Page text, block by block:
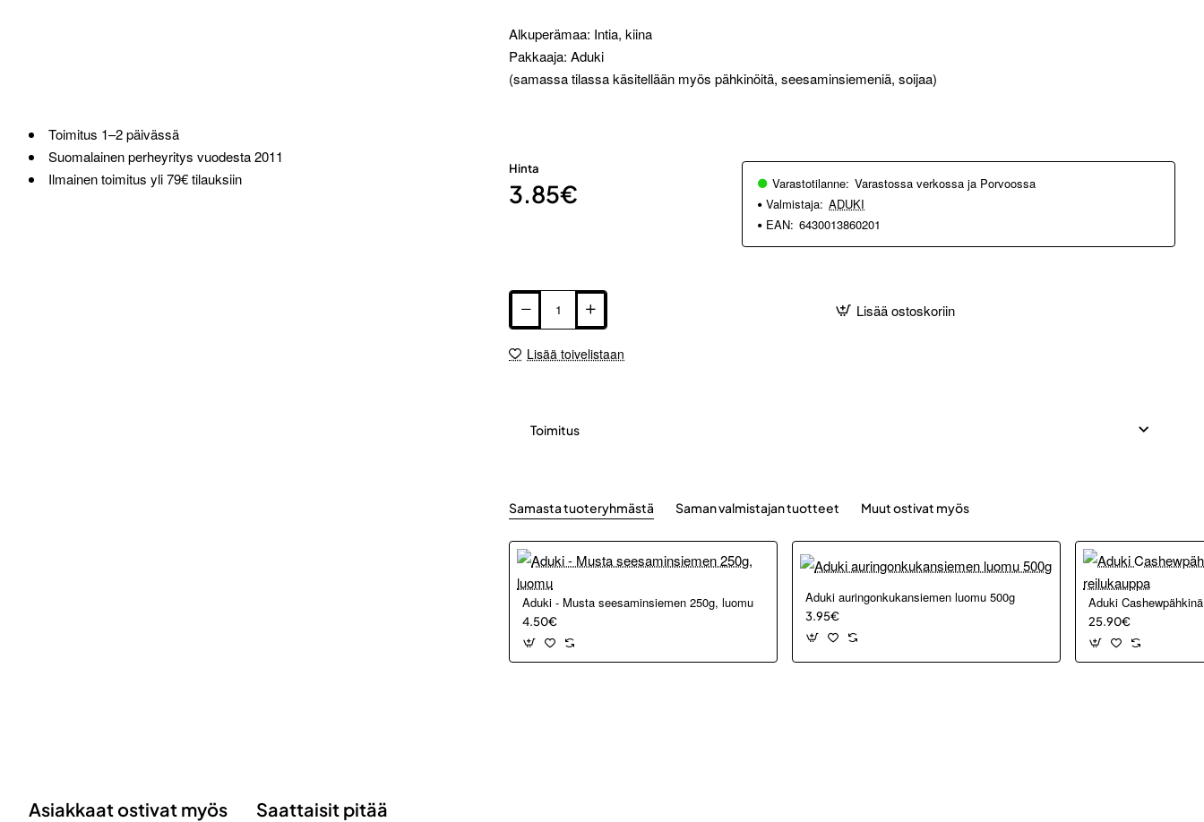
Toimitus 1–2 päivässä
Suomalainen perheyritys vuodesta 2011
Ilmainen toimitus yli 79€ tilauksiin
Alkuperämaa: Intia, kiina
Pakkaaja: Aduki
(samassa tilassa käsitellään myös pähkinöitä, seesaminsiemeniä, soijaa)
Hinta
3.85€ Varastotilanne: Varastossa verkossa ja Porvoossa
Valmistaja: ADUKI
EAN: 6430013860201
Lisää ostoskoriin
Lisää toivelistaan
Toimitus
Samasta tuoteryhmästä Saman valmistajan tuotteet Muut ostivat myös
Aduki - Musta seesaminsiemen 250g, luomu
4.50€
Aduki auringonkukansiemen luomu 500g
3.95€
Aduki
25.90€
Asiakkaat ostivat myös Saattaisit pitää